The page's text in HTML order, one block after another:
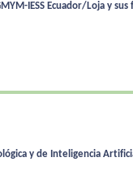
IESS Ecuador/Loja y
y de Inteligencia